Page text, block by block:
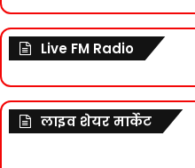
Live FM Radio
लाइव शेयर मार्केट